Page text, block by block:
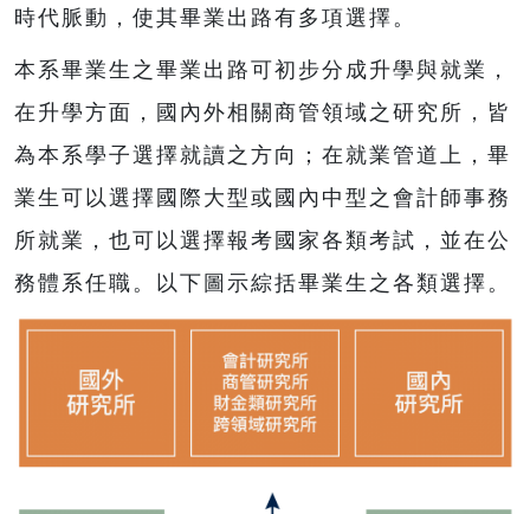
時代脈動，使其畢業出路有多項選擇。
本系畢業生之畢業出路可初步分成升學與就業，
在升學方面，國內外相關商管領域之研究所，皆
為本系學子選擇就讀之方向；在就業管道上，畢
業生可以選擇國際大型或國內中型之會計師事務
所就業，也可以選擇報考國家各類考試，並在公
務體系任職。以下圖示綜括畢業生之各類選擇。